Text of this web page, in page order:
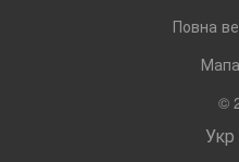
Повна
©
Укр